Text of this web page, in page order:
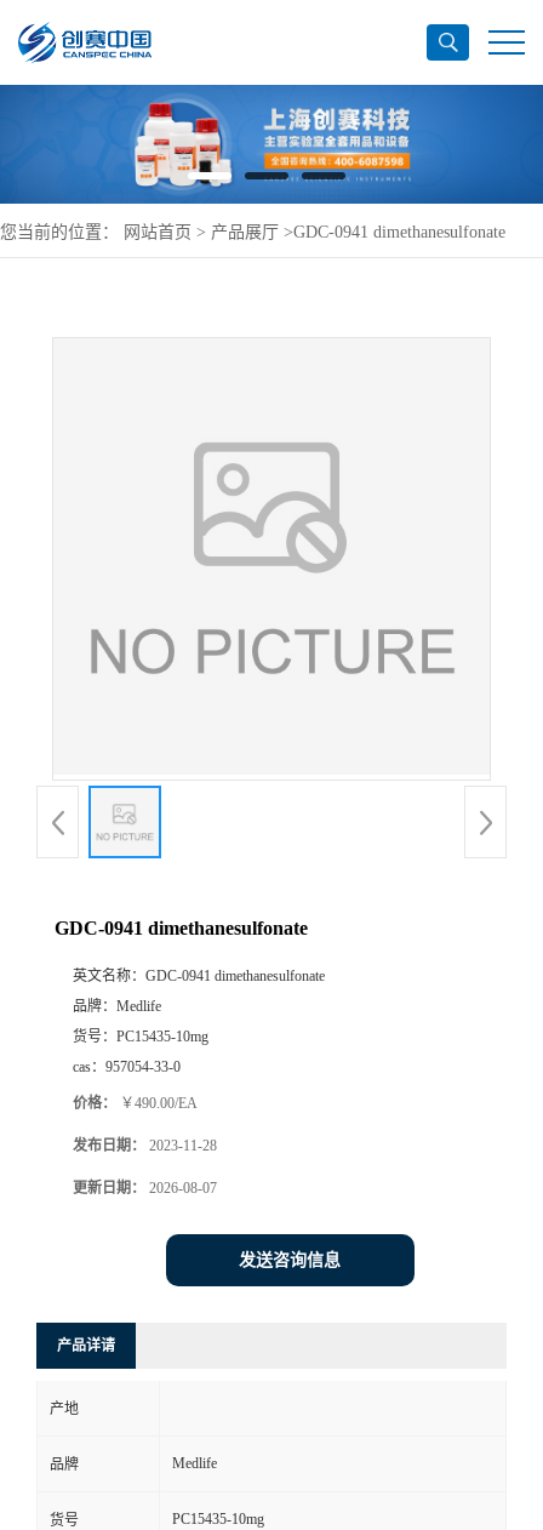
您当前的位置： 网站首页 > 产品展厅 >GDC-0941 dimethanesulfonate
GDC-0941 dimethanesulfonate
英文名称： GDC-0941 dimethanesulfonate
品牌： Medlife
货号： PC15435-10mg
cas： 957054-33-0
价格： ￥490.00/EA
发布日期： 2023-11-28
更新日期： 2026-08-07
发送咨询信息
产品详请
产地
品牌 Medlife
货号 PC15435-10mg